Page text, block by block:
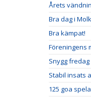
Årets
Bra dag i
Bra kämpat!
Föreningens
Snygg fredag
Stabil insats
125 goa